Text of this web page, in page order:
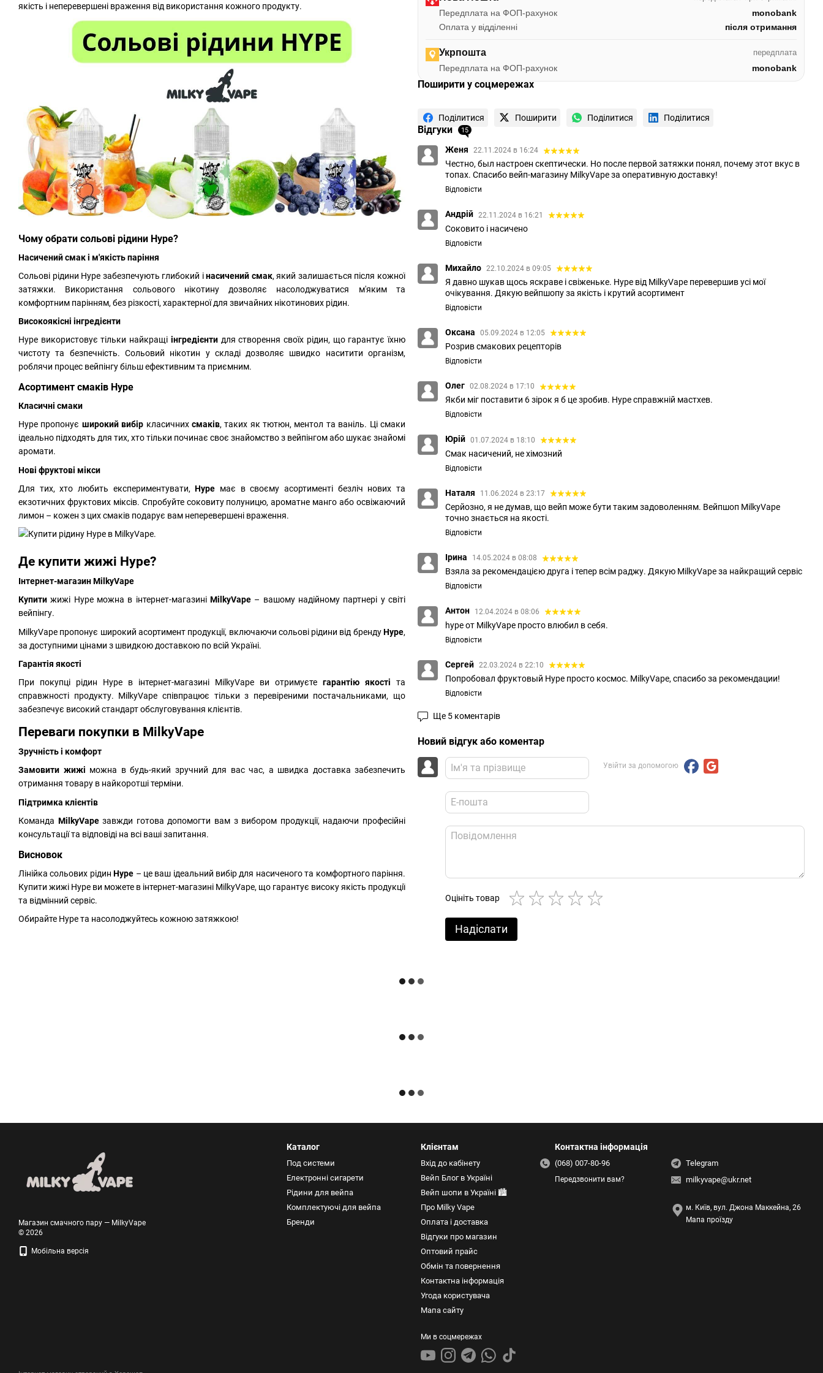
якість і неперевершені враження від використання кожного продукту.
Чому обрати сольові рідини Hype?
Насичений смак і м'якість паріння
Сольові рідини Hype забезпечують глибокий інасичений смак, який залишається після кожної
затяжки. Використання сольового нікотину дозволяє насолоджуватися м'яким та
комфортним парінням, без різкості, характерної для звичайних нікотинових рідин.
Високоякісні інгредієнти
Hype використовує тільки найкращі інгредієнти для створення своїх рідин, що гарантує їхню
чистоту та безпечність. Сольовий нікотин у складі дозволяє швидко наситити організм,
роблячи процес вейпінгу більш ефективним та приємним.
Асортимент смаків Hype
Класичні смаки
Hype пропонує широкий вибір класичних смаків, таких як тютюн, ментол та ваніль. Ці смаки
ідеально підходять для тих, хто тільки починає своє знайомство з вейпінгом або шукає знайомі
аромати.
Нові фруктові мікси
Для тих, хто любить експериментувати,Hype має в своєму асортименті безліч нових та
екзотичних фруктових міксів. Спробуйте соковиту полуницю, ароматне манго або освіжаючий
лимон – кожен з цих смаків подарує вам неперевершені враження.
Де купити жижі Hype?
Інтернет-магазин MilkyVape
Купитижижі Hype можна в інтернет-магазиніMilkyVape – вашому надійному партнері у світі
вейпінгу.
MilkyVape пропонує широкий асортимент продукції, включаючи сольові рідини від брендуHype,
за доступними цінами з швидкою доставкою по всій Україні.
Гарантія якості
При покупці рідин Hype в інтернет-магазині MilkyVape ви отримуєте гарантію якості та
справжності продукту. MilkyVape співпрацює тільки з перевіреними постачальниками, що
забезпечує високий стандарт обслуговування клієнтів.
Переваги покупки в MilkyVape
Зручність і комфорт
Замовити жижі можна в будь-який зручний для вас час, а швидка доставка забезпечить
отримання товару в найкоротші терміни.
Підтримка клієнтів
Команда MilkyVapeзавжди готова допомогти вам з вибором продукції, надаючи професійні
консультації та відповіді на всі ваші запитання.
Висновок
Лінійка сольових рідинHype – це ваш ідеальний вибір для насиченого та комфортного паріння.
Купити жижі Hype ви можете в інтернет-магазині MilkyVape, що гарантує високу якість продукції
та відмінний сервіс.
Обирайте Hype та насолоджуйтесь кожною затяжкою!
Передплата на ФОП-рахунок
monobank
Оплата у відділенні
після отримання
Укрпошта передплата
Передплата на ФОП-рахунок monobank
Поширити у соцмережах
Поділитися Поширити Поділитися Поділитися
Відгуки 15
Женя 22.11.2024 в 16:24
Честно, был настроен скептически. Но после первой затяжки понял, почему этот вкус в
топах. Спасибо вейп-магазину MilkyVape за оперативную доставку!
Відповісти
Андрій 22.11.2024 в 16:21
Соковито і насичено
Відповісти
Михайло 22.10.2024 в 09:05
Я давно шукав щось яскраве і свіженьке. Hype від MilkyVape перевершив усі мої
очікування. Дякую вейпшопу за якість і крутий асортимент
Відповісти
Оксана 05.09.2024 в 12:05
Розрив смакових рецепторів
Відповісти
Олег 02.08.2024 в 17:10
Якби міг поставити 6 зірок я б це зробив. Hype справжній мастхев.
Відповісти
Юрій 01.07.2024 в 18:10
Смак насичений, не хімозний
Відповісти
Наталя 11.06.2024 в 23:17
Серйозно, я не думав, що вейп може бути таким задоволенням. Вейпшоп MilkyVape
точно знається на якості.
Відповісти
Ірина 14.05.2024 в 08:08
Взяла за рекомендацією друга і тепер всім раджу. Дякую MilkyVape за найкращий сервіс
Відповісти
Антон 12.04.2024 в 08:06
hype от MilkyVape просто влюбил в себя.
Відповісти
Сергей 22.03.2024 в 22:10
Попробовал фруктовый Hype просто космос. MilkyVape, спасибо за рекомендации!
Відповісти
Ще 5 коментарів
Новий відгук або коментар
Увійти за допомогою
Оцініть товар
Надіслати
Магазин смачного пару — MilkyVape
© 2026
Мобільна версія
Каталог
Под системи
Електронні сигарети
Рідини для вейпа
Комплектуючі для вейпа
Бренди
Клієнтам
Вхід до кабінету
Вейп Блог в Україні
Вейп шопи в Україні 🏙️
Про Milky Vape
Оплата і доставка
Відгуки про магазин
Оптовий прайс
Обмін та повернення
Контактна інформація
Угода користувача
Мапа сайту
Ми в соцмережах
Контактна інформація
(068) 007-80-96
Передзвонити вам?
Telegram
milkyvape@ukr.net
м. Київ, вул. Джона Маккейна, 26
Мапа проїзду